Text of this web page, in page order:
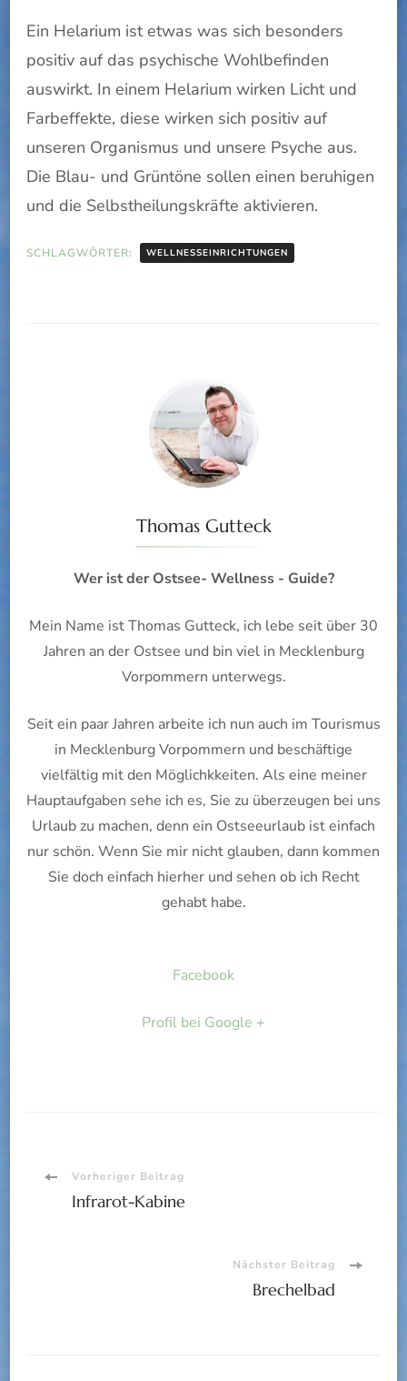
Ein Helarium ist etwas was sich besonders
positiv auf das psychische Wohlbefinden
auswirkt. In einem Helarium wirken Licht und
Farbeffekte, diese wirken sich positiv auf
unseren Organismus und unsere Psyche aus.
Die Blau- und Grüntöne sollen einen beruhigen
und die Selbstheilungskräfte aktivieren.
SCHLAGWÖRTER: WELLNESSEINRICHTUNGEN
Thomas Gutteck
Wer ist der Ostsee- Wellness - Guide?
Mein Name ist Thomas Gutteck, ich lebe seit über 30
Jahren an der Ostsee und bin viel in Mecklenburg
Vorpommern unterwegs.
Seit ein paar Jahren arbeite ich nun auch im Tourismus
in Mecklenburg Vorpommern und beschäftige
vielfältig mit den Möglichkkeiten. Als eine meiner
Hauptaufgaben sehe ich es, Sie zu überzeugen bei uns
Urlaub zu machen, denn ein Ostseeurlaub ist einfach
nur schön. Wenn Sie mir nicht glauben, dann kommen
Sie doch einfach hierher und sehen ob ich Recht
gehabt habe.
Facebook
Profil bei Google +
Beitragsnavigation
Vorheriger Beitrag
Infrarot-Kabine
Nächster Beitrag
Brechelbad